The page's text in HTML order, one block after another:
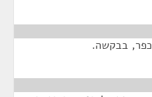
בבקשה.